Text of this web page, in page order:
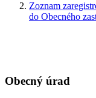
Zoznam
do Obecného
Obecný úrad